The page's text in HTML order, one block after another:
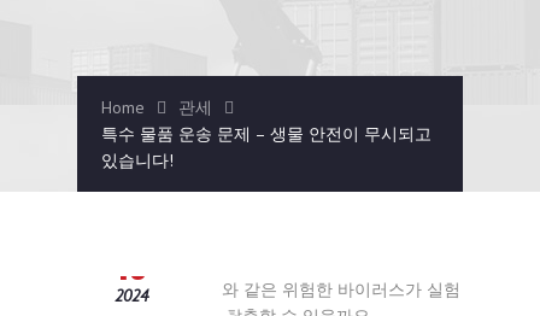
Home
관세
특수 물품 운송 문제 – 생물 안전이 무시되고
있습니다!
13
2024